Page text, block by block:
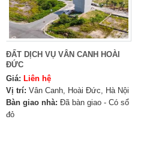
ĐẤT DỊCH VỤ VÂN CANH HOÀI
ĐỨC
Giá: Liên hệ
Vị trí: Vân Canh, Hoài Đức, Hà Nội
Bàn giao nhà: Đã bàn giao - Có sổ
đỏ